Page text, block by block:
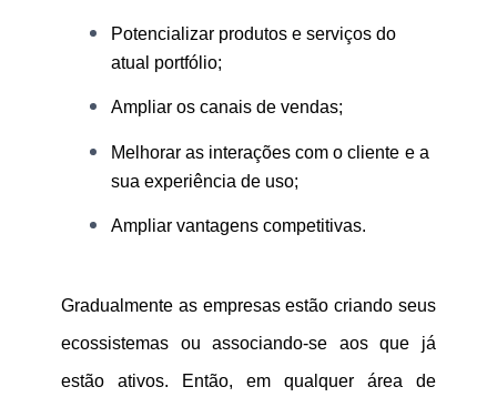
Potencializar produtos e serviços do
atual portfólio;
Ampliar os canais de vendas;
Melhorar as interações com o cliente e a
sua experiência de uso;
Ampliar vantagens competitivas.
Gradualmente as empresas estão criando seus
ecossistemas ou associando-se aos que já
estão ativos. Então, em qualquer área de